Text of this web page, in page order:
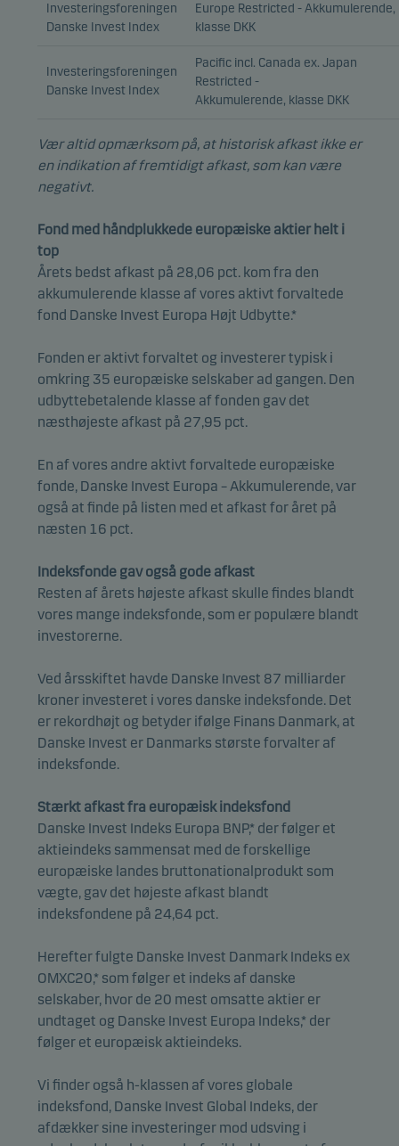
Investeringsforeningen
Danske Invest Index
Europe Restricted - Akkumulerende,
klasse DKK
Investeringsforeningen
Danske Invest Index
Pacific incl. Canada ex. Japan
Restricted -
Akkumulerende, klasse DKK
Vær altid opmærksom på, at historisk afkast ikke er
en indikation af fremtidigt afkast, som kan være
negativt.
Fond med håndplukkede europæiske aktier helt i
top
Årets bedst afkast på 28,06 pct. kom fra den
akkumulerende klasse af vores aktivt forvaltede
fond Danske Invest Europa Højt Udbytte.*
Fonden er aktivt forvaltet og investerer typisk i
omkring 35 europæiske selskaber ad gangen. Den
udbyttebetalende klasse af fonden gav det
næsthøjeste afkast på 27,95 pct.
En af vores andre aktivt forvaltede europæiske
fonde, Danske Invest Europa – Akkumulerende, var
også at finde på listen med et afkast for året på
næsten 16 pct.
Indeksfonde gav også gode afkast
Resten af årets højeste afkast skulle findes blandt
vores mange indeksfonde, som er populære blandt
investorerne.
Ved årsskiftet havde Danske Invest 87 milliarder
kroner investeret i vores danske indeksfonde. Det
er rekordhøjt og betyder ifølge Finans Danmark, at
Danske Invest er Danmarks største forvalter af
indeksfonde.
Stærkt afkast fra europæisk indeksfond
Danske Invest Indeks Europa BNP,* der følger et
aktieindeks sammensat med de forskellige
europæiske landes bruttonationalprodukt som
vægte, gav det højeste afkast blandt
indeksfondene på 24,64 pct.
Herefter fulgte Danske Invest Danmark Indeks ex
OMXC20,* som følger et indeks af danske
selskaber, hvor de 20 mest omsatte aktier er
undtaget og Danske Invest Europa Indeks,* der
følger et europæisk aktieindeks.
Vi finder også h-klassen af vores globale
indeksfond, Danske Invest Global Indeks, der
afdækker sine investeringer mod udsving i